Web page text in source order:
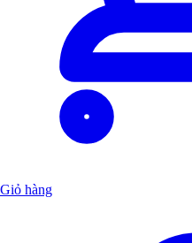
Giỏ hàng